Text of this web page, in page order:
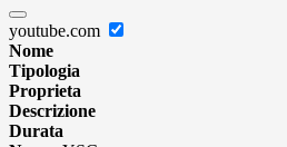
youtube.com
Nome
Tipologia
Proprieta
Descrizione
Durata